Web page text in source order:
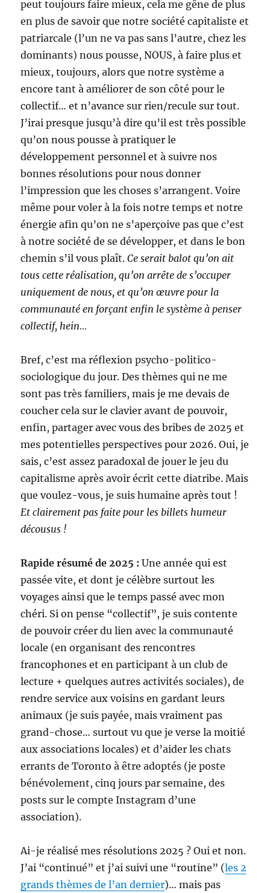
peut toujours faire mieux, cela me gêne de plus
en plus de savoir que notre société capitaliste et
patriarcale (l’un ne va pas sans l’autre, chez les
dominants) nous pousse, NOUS, à faire plus et
mieux, toujours, alors que notre système a
encore tant à améliorer de son côté pour le
collectif… et n’avance sur rien/recule sur tout.
J’irai presque jusqu’à dire qu’il est très possible
qu’on nous pousse à pratiquer le
développement personnel et à suivre nos
bonnes résolutions pour nous donner
l’impression que les choses s’arrangent. Voire
même pour voler à la fois notre temps et notre
énergie afin qu’on ne s’aperçoive pas que c’est
à notre société de se développer, et dans le bon
chemin s’il vous plaît.Ce serait balot qu’on ait
tous cette réalisation, qu’on arrête de s’occuper
uniquement de nous, et qu’on œuvre pour la
communauté en forçant enfin le système à penser
collectif, hein…
Bref, c’est ma réflexion psycho-politico-
sociologique du jour. Des thèmes qui ne me
sont pas très familiers, mais je me devais de
coucher cela sur le clavier avant de pouvoir,
enfin, partager avec vous des bribes de 2025 et
mes potentielles perspectives pour 2026. Oui, je
sais, c’est assez paradoxal de jouer le jeu du
capitalisme après avoir écrit cette diatribe. Mais
que voulez-vous, je suis humaine après tout !
Et clairement pas faite pour les billets humeur
décousus !
Rapide résumé de 2025 : Une année qui est
passée vite, et dont je célèbre surtout les
voyages ainsi que le temps passé avec mon
chéri. Si on pense “collectif”, je suis contente
de pouvoir créer du lien avec la communauté
locale (en organisant des rencontres
francophones et en participant à un club de
lecture + quelques autres activités sociales), de
rendre service aux voisins en gardant leurs
animaux (je suis payée, mais vraiment pas
grand-chose… surtout vu que je verse la moitié
aux associations locales) et d’aider les chats
errants de Toronto à être adoptés (je poste
bénévolement, cinq jours par semaine, des
posts sur le compte Instagram d’une
association).
Ai-je réalisé mes résolutions 2025 ? Oui et non.
J’ai “continué” et j’ai suivi une “routine” (les 2
grands thèmes de l’an dernier)… mais pas